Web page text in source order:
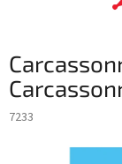
7233